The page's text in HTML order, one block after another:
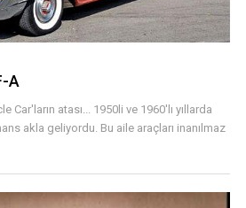
A
Car'ların atası... 1950li ve 1960'lı yıllarda
akla geliyordu. Bu aile araçları inanılmaz